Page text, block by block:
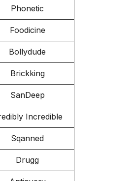
Phonetic
Foodicine
Bollydude
Brickking
SanDeep
Incredible
Sqanned
Drugg